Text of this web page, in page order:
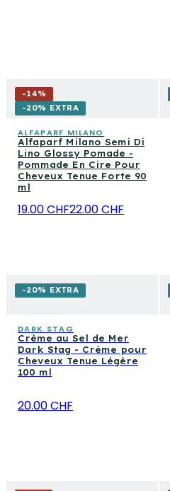
-14%
-20% EXTRA
ALFAPARF MILANO
Alfaparf Milano Semi Di
Lino Glossy Pomade -
Pommade En Cire Pour
Cheveux Tenue Forte 90
ml
19.00 CHF22.00 CHF
-20% EXTRA
DARK STAG
Crème au Sel de Mer
Dark Stag - Crème pour
Cheveux Tenue Légère
100 ml
20.00 CHF